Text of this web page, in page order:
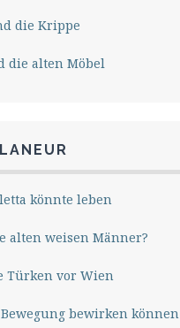
die Krippe
die alten Möbel
könnte leben
alten weisen Männer?
Türken vor Wien
bewirken können